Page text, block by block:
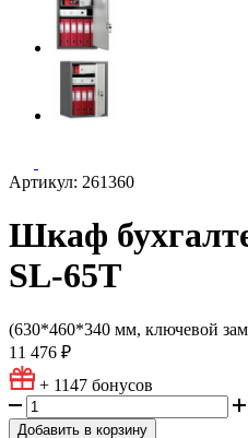
Артикул: 261360
Шкаф
SL-65Т
(630*460*340 мм, ключевой
11 476 ₽
+ 1147 бонусов
Добавить в корзину